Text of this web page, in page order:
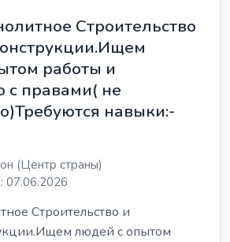
Строительство
работы и
с правами( не
навыки:-
(Центр страны)
07.06.2026
Строительство и
людей с опытом